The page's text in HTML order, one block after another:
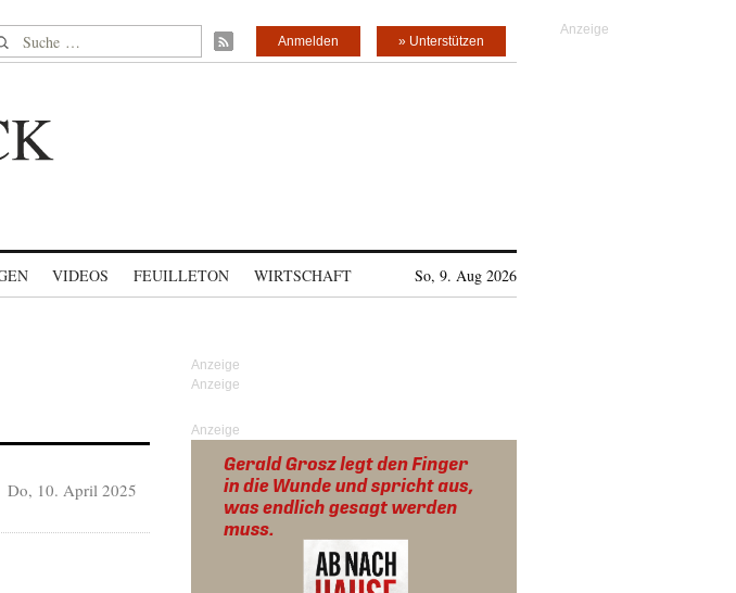
nach: » Unterstützen
Anmelden
VIDEOS FEUILLETON WIRTSCHAFT So, 9. Aug 2026
Do, 10. April 2025
Anzeige